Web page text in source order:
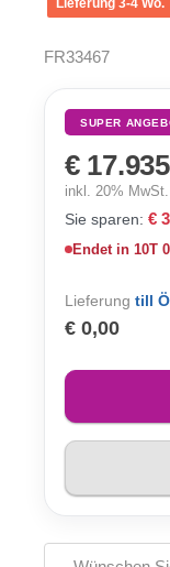
FR33467
SUPER
€
inkl. 20% MwSt.
Sie sparen: €
Endet in 10T
Lieferung till
€ 0,00